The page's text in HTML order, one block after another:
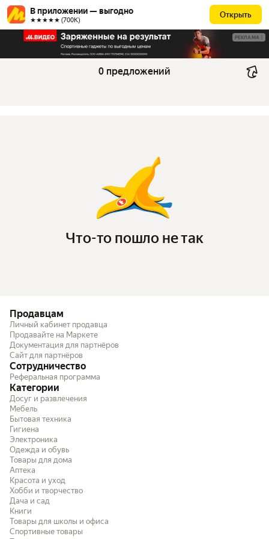
В приложении — выгодно
★★★★★ (700К)
Открыть
РЕКЛАМА
0 предложений
Что-то пошло не так
Продавцам
Личный кабинет продавца
Продавайте на Маркете
Документация для партнёров
Сайт для партнёров
Сотрудничество
Реферальная программа
Категории
Досуг и развлечения
Мебель
Бытовая техника
Гигиена
Электроника
Одежда и обувь
Товары для дома
Аптека
Красота и уход
Хобби и творчество
Дача и сад
Книги
Товары для школы и офиса
Спортивные товары